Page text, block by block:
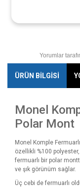
Yorumlar
ÜRÜN BİLGİSİ
Monel
Polar Mont
Monel Komple
özellikli %100
fermuarlı bir polar
ve şık görünüm sağlar.
Üç cebi de fermuarlı